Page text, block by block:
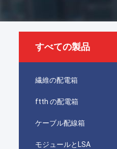
すべての製品
繊維の配電箱
ftth の配電箱
ケーブル配線箱
モジュールとLSA